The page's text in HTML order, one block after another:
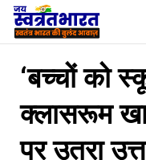
‘बच्चों को
क्लासरूम
पर उतरा